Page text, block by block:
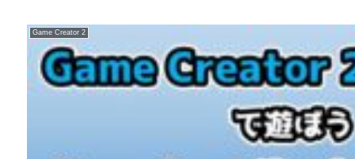
Game Creator 2